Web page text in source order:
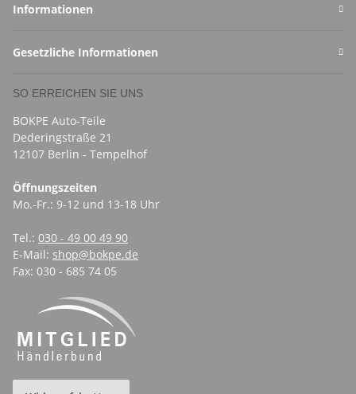
Informationen
Gesetzliche Informationen
SO ERREICHEN SIE UNS
BOKPE Auto-Teile
Dederingstraße 21
12107 Berlin - Tempelhof
Öffnungszeiten
Mo.-Fr.: 9-12 und 13-18 Uhr
Tel.: 030 - 49 00 49 90
E-Mail: shop@bokpe.de
Fax: 030 - 685 74 05